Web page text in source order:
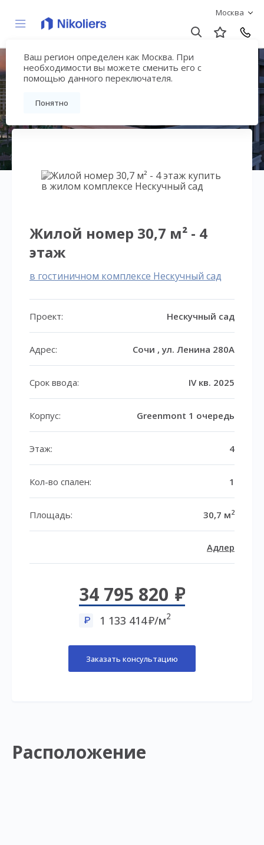
Москва
Ваш регион определен как Москва. При
необходимости вы можете сменить его с
помощью данного переключателя.
Понятно
Нескучный сад
Вернуться на страницу гостиничного
Жилой номер 30,7 м² - 4
этаж
в гостиничном комплексе Нескучный сад
Проект: Нескучный сад
Адрес: Сочи , ул. Ленина 280А
Срок ввода: IV кв. 2025
Корпус: Greenmont 1 очередь
Этаж: 4
Кол-во спален: 1
Площадь: 30,7 м2
Адлер
34 795 820
1 133 414 /м2
Заказать консультацию
Расположение